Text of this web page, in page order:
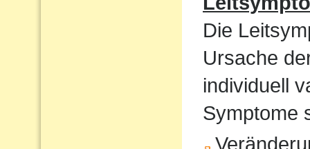
Die
Ursache
individuell
Symptome